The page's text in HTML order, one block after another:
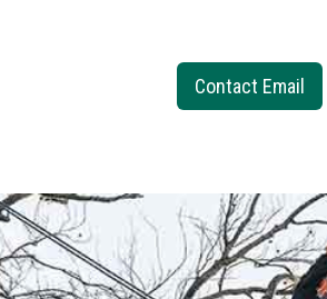
Contact Email